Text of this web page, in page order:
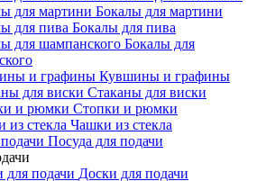
Бокалы для мартини
Бокалы для пива
Бокалы для
Кувшины и графины
Стаканы для виски
Стопки и рюмки
Чашки из стекла
Посуда для подачи
Доски для подачи